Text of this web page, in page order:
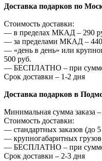
Доставка подарков по
Стоимость доставки:
— в пределах МКАД – 290
— за пределами МКАД – 440
— «день в день» или
500 руб.
— БЕСПЛАТНО – при сумме
Срок доставки – 1-2 дня
Доставка подарков в
Минимальная сумма заказа –
Стоимость доставки:
— стандартных заказов (до
— крупногабаритных
— БЕСПЛАТНО – при сумме
Срок доставки – 2-3 дня